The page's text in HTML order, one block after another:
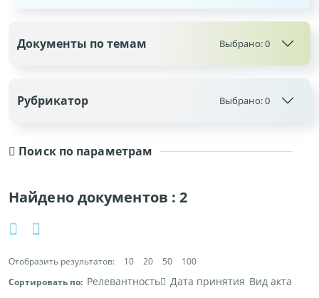
Поиск по параметрам
Найдено документов :2
Отобразить результатов: 10 20 50
100
Сортировать по: Релевантность Дата принятия Вид акта
Документы по темам Выбрано:0
Рубрикатор Выбрано:0